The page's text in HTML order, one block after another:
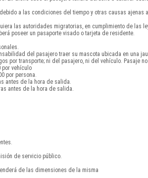
a las condiciones del tiempo y otras causas ajenas
las autoridades migratorias, en cumplimiento de las
poseer un pasaporte visado o tarjeta de residente.
del pasajero traer su mascota ubicada en una
por transporte; ni del pasajero, ni del vehículo. Pasaje
por vehículo
por persona.
antes de la hora de salida.
antes de la hora de salida.
de servicio público.
de las dimensiones de la misma